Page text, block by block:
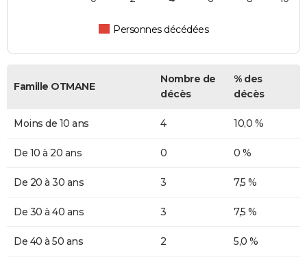
Personnes décédées
Famille OTMANE
Nombre de
décès
% des
décès
Moins de 10 ans 4 10,0 %
De 10 à 20 ans 0 0 %
De 20 à 30 ans 3 7,5 %
De 30 à 40 ans 3 7,5 %
De 40 à 50 ans 2 5,0 %